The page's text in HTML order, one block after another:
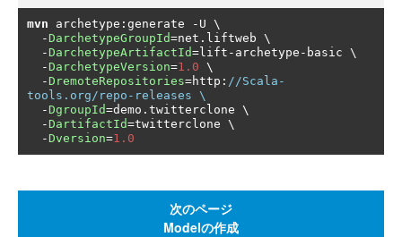
mvn archetype : generate - U \
-DarchetypeGroupId=net . liftweb \
-DarchetypeArtifactId=lift - archetype - basic \
-DarchetypeVersion=1.0 \
-DremoteRepositories=http : //Scala-
tools.org/repo-releases \
-DgroupId=demo . twitterclone \
-DartifactId=twitterclone \
-Dversion=1.0
次のページ
Modelの作成